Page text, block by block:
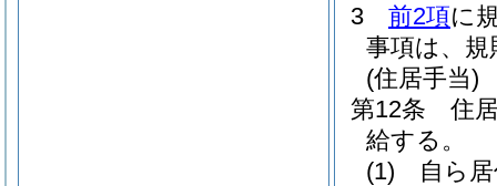
3
前2項に
事項は、
(住居手当)
第12条
住
給する。
(1)
自ら